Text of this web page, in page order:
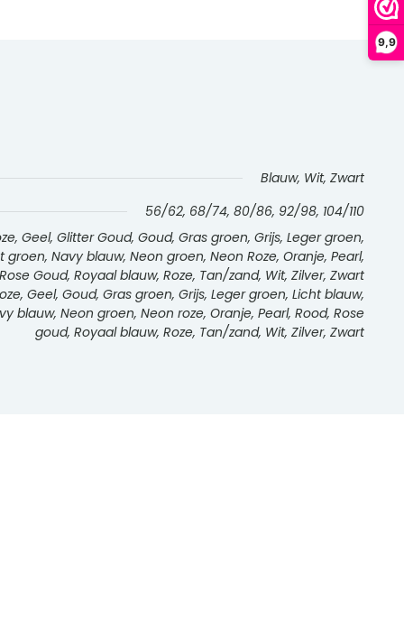
9,9
Blauw, Wit, Zwart
56/62, 68/74, 80/86, 92/98, 104/110
Geel, Glitter Goud, Goud, Gras groen, Grijs, Leger groen,
Navy blauw, Neon groen, Neon Roze, Oranje, Pearl,
Goud, Royaal blauw, Roze, Tan/zand, Wit, Zilver, Zwart
Geel, Goud, Gras groen, Grijs, Leger groen, Licht blauw,
blauw, Neon groen, Neon roze, Oranje, Pearl, Rood, Rose
goud, Royaal blauw, Roze, Tan/zand, Wit, Zilver, Zwart